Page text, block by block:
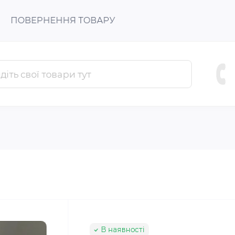
ПОВЕРНЕННЯ ТОВАРУ
В наявності